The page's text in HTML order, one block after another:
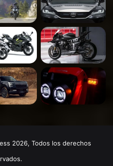
2026, Todos los derechos